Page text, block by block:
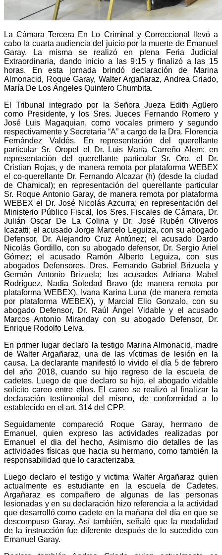
La Cámara Tercera En Lo Criminal y Correccional llevó a
cabo la cuarta audiencia del juicio por la muerte de Emanuel
Garay. La misma se realizó en plena Feria Judicial
Extraordinaria, dando inicio a las 9:15 y finalizó a las 15
horas. En esta jornada brindó declaración de Marina
Almonacid, Roque Garay, Walter Argañaraz, Andrea Criado,
María De Los Ángeles Quintero Chumbita.
El Tribunal integrado por la Señora Jueza Edith Agüero
como Presidente, y los Sres. Jueces Fernando Romero y
José Luis Magaquian, como vocales primero y segundo
respectivamente y Secretaria “A” a cargo de la Dra. Florencia
Fernández Valdés. En representación del querellante
particular Sr. Oropel el Dr. Luis María Carreño Alem; en
representación del querellante particular Sr. Oro, el Dr.
Cristian Rojas, y de manera remota por plataforma WEBEX
el co-querellante Dr. Fernando Alcazar (h) (desde la ciudad
de Chamical); en representación del querellante particular
Sr. Roque Antonio Garay, de manera remota por plataforma
WEBEX el Dr. José Nicolás Azcurra; en representación del
Ministerio Público Fiscal, los Sres. Fiscales de Cámara, Dr.
Julián Oscar De La Colina y Dr. José Rubén Oliveros
Icazatti; el acusado Jorge Marcelo Leguiza, con su abogado
Defensor, Dr. Alejandro Cruz Antúnez; el acusado Dardo
Nicolás Gordillo, con su abogado defensor, Dr. Sergio Ariel
Gómez; el acusado Ramón Alberto Leguiza, con sus
abogados Defensores, Dres. Fernando Gabriel Brizuela y
Germán Antonio Brizuela; los acusados Adriana Mabel
Rodríguez, Nadia Soledad Bravo (de manera remota por
plataforma WEBEX), Ivana Karina Luna (de manera remota
por plataforma WEBEX), y Marcial Elio Gonzalo, con su
abogado Defensor, Dr. Raúl Ángel Vidable y el acusado
Marcos Antonio Miranday con su abogado Defensor, Dr.
Enrique Rodolfo Leiva.
En primer lugar declaro la testigo Marina Almonacid, madre
de Walter Argañaraz, una de las víctimas de lesión en la
causa. La declarante manifestó lo vivido el día 5 de febrero
del año 2018, cuando su hijo regreso de la escuela de
cadetes. Luego de que declaro su hijo, el abogado vidable
solicito careo entre ellos. El careo se realizó al finalizar la
declaración testimonial del mismo, de conformidad a lo
establecido en el art. 314 del CPP.
Seguidamente compareció Roque Garay, hermano de
Emanuel, quien expreso las actividades realizadas por
Emanuel el dia del hecho, Asimismo dio detalles de las
actividades físicas que hacia su hermano, como también la
responsabilidad que lo caracterizaba.
Luego declaro el testigo y victima Walter Argañaraz quien
actualmente es estudiante en la escuela de Cadetes.
Argañaraz es compañero de algunas de las personas
lesionadas y en su declaración hizo referencia a la actividad
que desarrolló como cadete en la mañana del día en que se
descompuso Garay. Así también, señaló que la modalidad
de la instrucción fue diferente después de lo sucedido con
Emanuel Garay.